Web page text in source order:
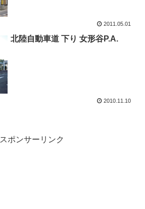
2011.05.01
北陸自動車道 下り 女形谷P.A.
2010.11.10
スポンサーリンク